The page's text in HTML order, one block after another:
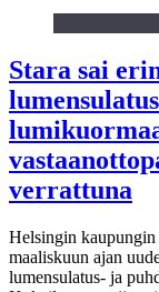
Stara sai
verrattuna
Helsingin kaupungin
maaliskuun ajan
lumensulatus- ja